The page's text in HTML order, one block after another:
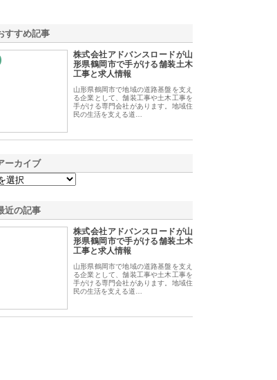
すすめ記事
株式会社アドバンスロードが山
形県鶴岡市で手がける舗装土木
工事と求人情報
山形県鶴岡市で地域の道路基盤を支え
る企業として、舗装工事や土木工事を
手がける専門会社があります。地域住
民の生活を支える道…
ーカイブ
近の記事
株式会社アドバンスロードが山
形県鶴岡市で手がける舗装土木
工事と求人情報
山形県鶴岡市で地域の道路基盤を支え
る企業として、舗装工事や土木工事を
手がける専門会社があります。地域住
民の生活を支える道…